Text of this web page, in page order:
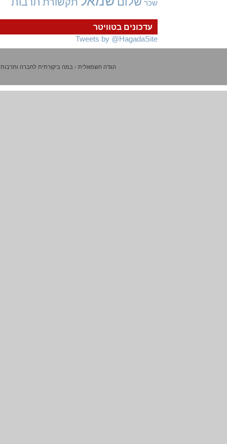
עדכונים בטוויטר
Tweets by @HagadaSite
שכר
הגדה השמאלית - במה ביקורתית לחברה ותרבות